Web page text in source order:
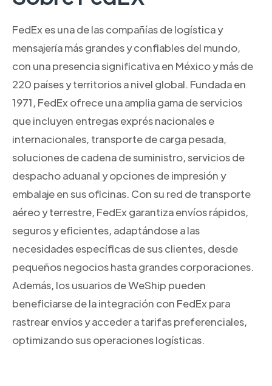
FedEx es una de las compañías de logística y
mensajería más grandes y confiables del mundo,
con una presencia significativa en México y más de
220 países y territorios a nivel global. Fundada en
1971, FedEx ofrece una amplia gama de servicios
que incluyen entregas exprés nacionales e
internacionales, transporte de carga pesada,
soluciones de cadena de suministro, servicios de
despacho aduanal y opciones de impresión y
embalaje en sus oficinas. Con su red de transporte
aéreo y terrestre, FedEx garantiza envíos rápidos,
seguros y eficientes, adaptándose a las
necesidades específicas de sus clientes, desde
pequeños negocios hasta grandes corporaciones.
Además, los usuarios de WeShip pueden
beneficiarse de la integración con FedEx para
rastrear envíos y acceder a tarifas preferenciales,
optimizando sus operaciones logísticas.